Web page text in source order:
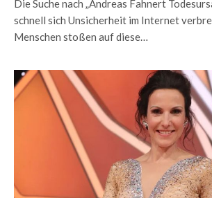
Die Suche nach „Andreas Fahnert
schnell sich Unsicherheit im Internet
Menschen stoßen auf diese…